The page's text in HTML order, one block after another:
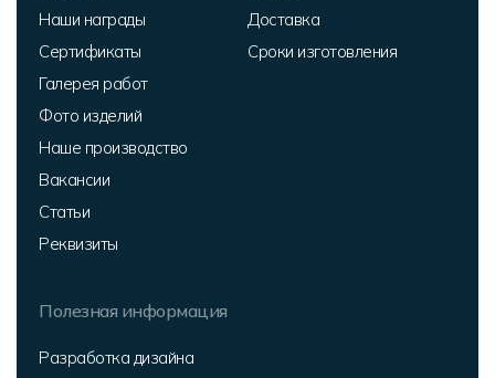
Наши награды
Сертификаты
Галерея работ
Фото изделий
Наше производство
Вакансии
Статьи
Реквизиты
Доставка
Сроки изготовления
Полезная информация
Разработка дизайна